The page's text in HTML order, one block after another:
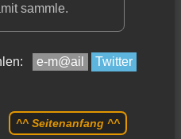
sammle.
e-m@ail
Twitter
^^ Seitenanfang ^^